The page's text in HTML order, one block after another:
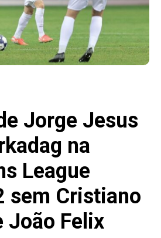
Jorge Jesus
na
League
sem Cristiano
João Felix